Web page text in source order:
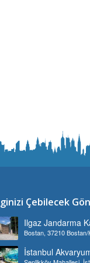
Çebilecek
Ilgaz Jandarma
Bostan, 37210
İstanbul